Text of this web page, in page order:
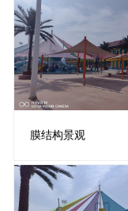
膜结构景观